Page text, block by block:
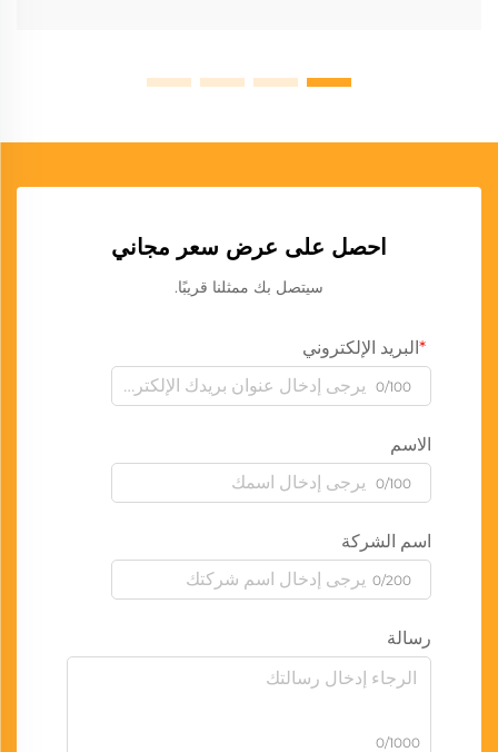
احصل على عرض سعر مجاني
سيتصل بك ممثلنا قريبًا.
البريد الإلكتروني
0/100
الاسم
0/100
اسم الشركة
0/200
رسالة
0/1000